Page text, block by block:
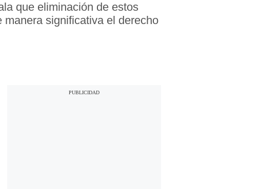
que eliminación de estos
manera significativa el derecho